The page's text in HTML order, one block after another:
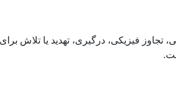
تجاوز فیزیکی، درگیری، تهدید یا تلاش